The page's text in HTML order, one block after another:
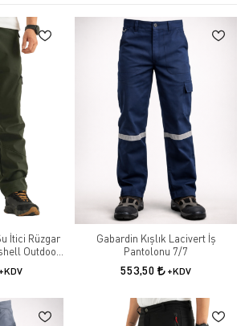
sunar.
sektörü olsun, her iş alanına uygun işçi
konforunu ve güvenliğini sağlayın.
üretilmiş iş pantolonları, aşınmalara ve
Reflektörlü detaylar, karanlık ortamlarda
nefes alabilir kumaşlar uzun süreli kullanımlarda
ve model seçenekleriyle işçi pantolonlarımızı
işlevsel pantolonlarla iş yerinde güvenli ve rahat
İtici Rüzgar
Outdoor
+KDV
Gabardin Kışlık Lacivert İş
Pantolonu 7/7
553,50 +KDV